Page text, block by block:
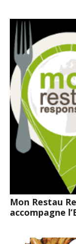
Mon Restau
accompagne